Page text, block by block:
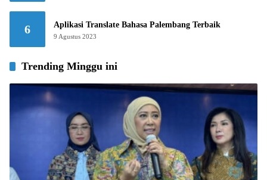
6 Aplikasi Translate Bahasa Palembang Terbaik
9 Agustus 2023
Trending Minggu ini